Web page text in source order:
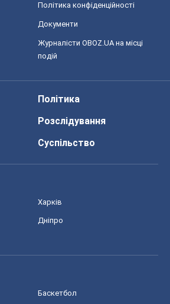
Політика конфіденційності
Документи
Журналісти OBOZ.UA на місці
подій
Політика
Розслідування
Суспільство
Харків
Дніпро
Баскетбол